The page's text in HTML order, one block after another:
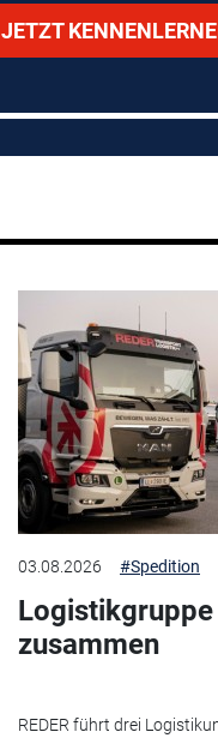
JETZT
03.08.2026 #Spedition
Logistikgruppe
zusammen
REDER führt drei